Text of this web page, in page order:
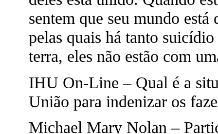
sentem que seu mundo está
pelas quais há tanto
terra, eles não estão com
IHU On-Line – Qual é a
União para indenizar os
Michael Mary Nolan –